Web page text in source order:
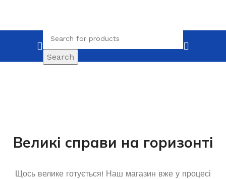
Search
Великі справи на горизонті
Щось велике готується! Наш магазин вже у процесі